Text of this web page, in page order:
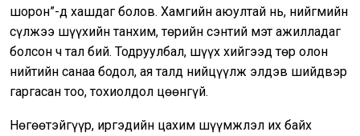
шорон”-д хашдаг болов. Хамгийн аюултай нь, нийгмийн
сүлжээ шүүхийн танхим, төрийн сэнтий мэт ажилладаг
болсон ч тал бий. Тодруулбал, шүүх хийгээд төр олон
нийтийн санаа бодол, ая талд нийцүүлж элдэв шийдвэр
гаргасан тоо, тохиолдол цөөнгүй.
Нөгөөтэйгүүр, иргэдийн цахим шүүмжлэл их байх